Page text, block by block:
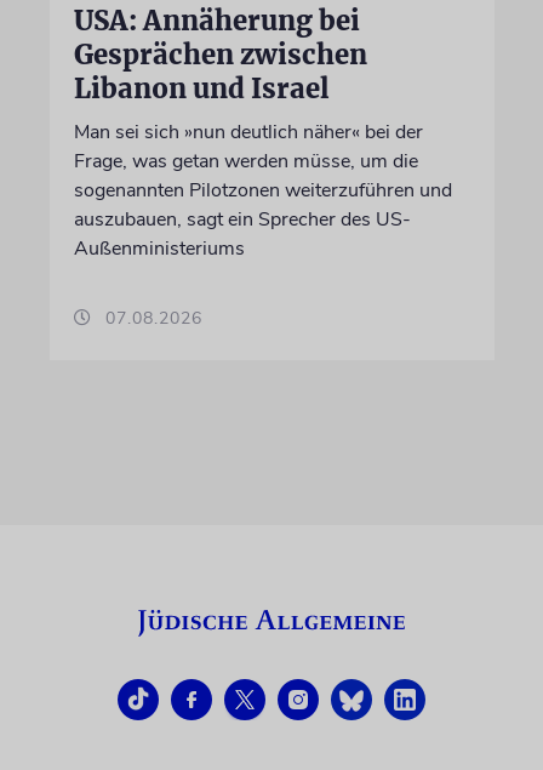
USA: Annäherung bei
Gesprächen zwischen
Libanon und Israel
Man sei sich »nun deutlich näher« bei der
Frage, was getan werden müsse, um die
sogenannten Pilotzonen weiterzuführen und
auszubauen, sagt ein Sprecher des US-
Außenministeriums
07.08.2026